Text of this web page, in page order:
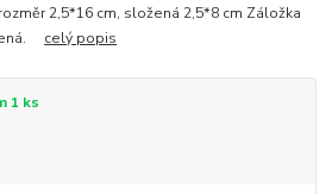
2,5*16 cm, složená 2,5*8 cm Záložka
celý popis
1 ks